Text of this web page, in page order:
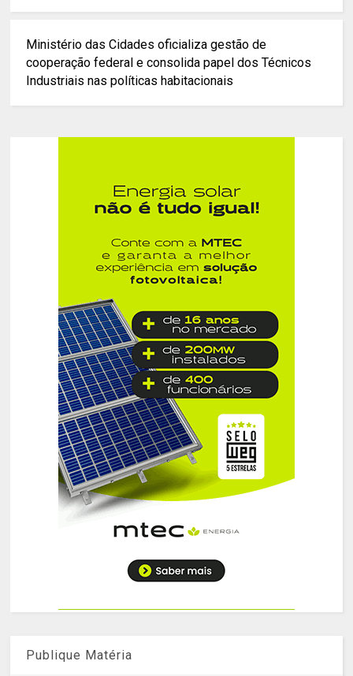
Ministério das Cidades oficializa gestão de
cooperação federal e consolida papel dos Técnicos
Industriais nas políticas habitacionais
Publique Matéria